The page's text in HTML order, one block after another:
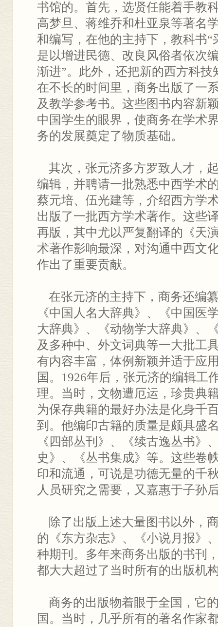
书馆的。首先，选贤任能着手教
高梦旦、蒋维乔和杜亚泉等著名
和编写，在他的主持下，教科书
是以增进民德、改良风俗者依次
渐进”。此外，还把新的西方科
在不长的时间里，商务出版了一
及教学参考书。这些图书内容新
中国学生的眼界，使商务在学术
务的发展奠定了物质基础。
其次，张元济多方罗致人才，
编辑，并聘请一批熟悉中西学术
蔡元培、伍光建等，介绍西方学
出版了一批西方学术著作。这些
再版，其中尤以严复翻译的《天
术著作影响最深，对沟通中西文
作出了重要贡献。
在张元济的主持下，商务还编
《中国人名大辞典》、《中国医
大辞典》、《动物学大辞典》、
及多种中、外文词典等一大批工
有内容丰富，体例新颖并适于应
国。1926年后，张元济的编辑工
理。当时，文物遭厄运，珍贵典
为保存典籍的最好办法是化身千
到。他编印古籍的质量是颇具盛
《四部丛刊》、《续古逸丛书》
史》、《丛书集成》等。这些卷
印和流通，可说是功德无量的千
人员研究之需要，又嘉惠于子孙
除了出版上述大量图书以外，
的《东方杂志》、《小说月报》
种期刊。多年来商务出版的书刊
都大大超过了当时所有的出版机
商务的出版物着眼于全国，它
国。当时，几乎所有的著名作家